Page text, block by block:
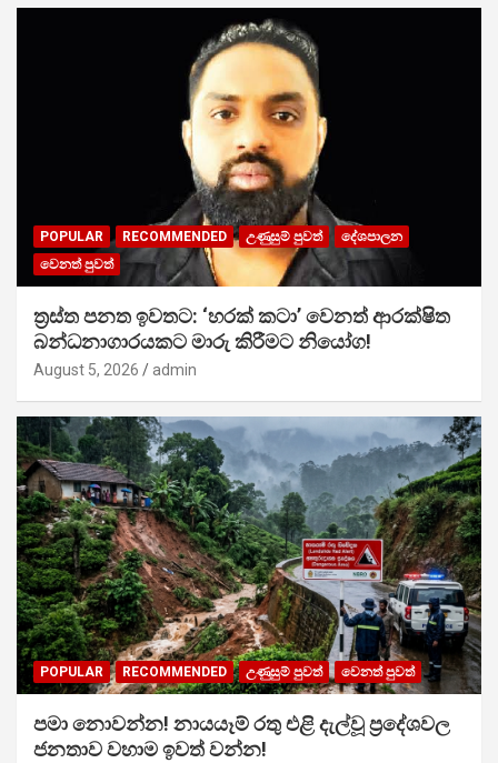
POPULAR RECOMMENDED උණුසුම් පුවත්
දේශපාලන
වෙනත් පුවත්
ත්‍රස්ත පනත ඉවතට: ‘හරක් කටා’ වෙනත් ආරක්ෂිත
බන්ධනාගාරයකට මාරු කිරීමට නියෝග!
August 5, 2026 admin
POPULAR RECOMMENDED උණුසුම් පුවත් වෙනත් පුවත්
පමා නොවන්න! නායයෑම් රතු එළි දැල්වූ ප්‍රදේශවල
ජනතාව වහාම ඉවත් වන්න!